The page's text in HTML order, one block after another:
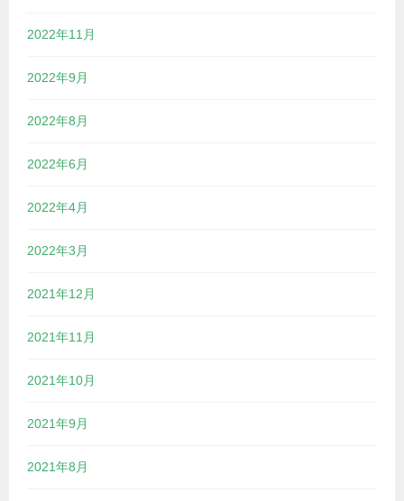
2022年11月
2022年9月
2022年8月
2022年6月
2022年4月
2022年3月
2021年12月
2021年11月
2021年10月
2021年9月
2021年8月